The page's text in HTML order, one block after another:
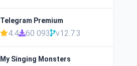
Telegram Premium
4.4 60 093 v12.7.3
My Singing Monsters